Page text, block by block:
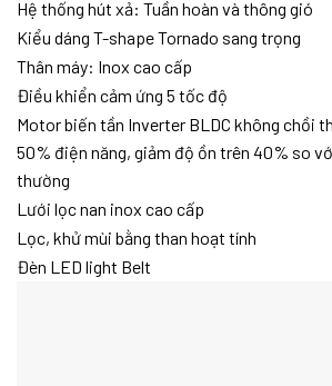
Hệ thống hút xả: Tuần hoàn và thông gió
Kiểu dáng T-shape Tornado sang trọng
Thân máy: Inox cao cấp
Điều khiển cảm ứng 5 tốc độ
Motor biến tần Inverter BLDC không chồi
50% điện năng, giảm độ ồn trên 40% so
thường
Lưới lọc nan inox cao cấp
Lọc, khử mùi bằng than hoạt tính
Đèn LED light Belt